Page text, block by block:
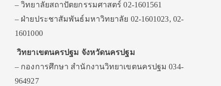
– วิทยาลัยสถาปัตยกรรมศาสตร์ 02-1601561
– ฝ่ายประชาสัมพันธ์มหาวิทยาลัย 02-1601023, 02-
1601000
วิทยาเขตนครปฐม จังหวัดนครปฐม
– กองการศึกษา สำนักงานวิทยาเขตนครปฐม 034-
964927